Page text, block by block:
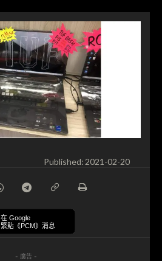
Published: 2021-02-20
在 Google
緊貼《PCM》消息
- 廣告 -